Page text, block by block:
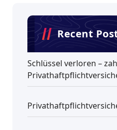
Recent
Schlüssel verloren –